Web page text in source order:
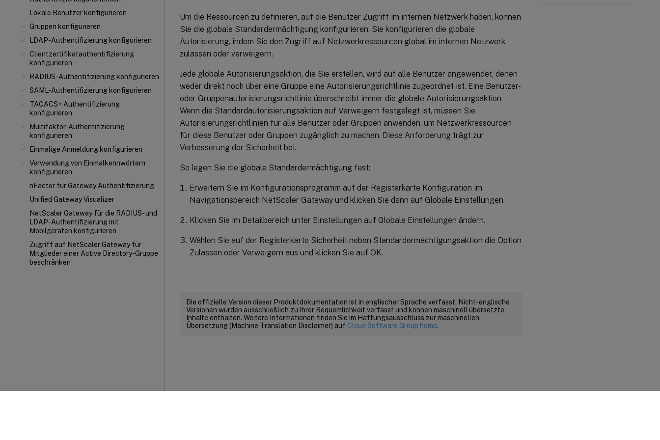
Lokale Benutzer konfigurieren
Gruppen konfigurieren
LDAP-Authentifizierung konfigurieren
Clientzertifikatauthentifizierung
konfigurieren
RADIUS-Authentifizierung konfigurieren
SAML-Authentifizierung konfigurieren
TACACS+ Authentifizierung
konfigurieren
Multifaktor-Authentifizierung
konfigurieren
Einmalige Anmeldung konfigurieren
Verwendung von Einmalkennwörtern
konfigurieren
nFactor für Gateway Authentifizierung
Unified Gateway Visualizer
NetScaler Gateway für die RADIUS- und
LDAP-Authentifizierung mit
Mobilgeräten konfigurieren
Zugriff auf NetScaler Gateway für
Mitglieder einer Active Directory-Gruppe
beschränken
Um die Ressourcen zu definieren, auf die Benutzer Zugriff im internen Netzwerk haben, können
Sie die globale Standardermächtigung konfigurieren. Sie konfigurieren die globale
Autorisierung, indem Sie den Zugriff auf Netzwerkressourcen global im internen Netzwerk
zulassen oder verweigern.
Jede globale Autorisierungsaktion, die Sie erstellen, wird auf alle Benutzer angewendet, denen
weder direkt noch über eine Gruppe eine Autorisierungsrichtlinie zugeordnet ist. Eine Benutzer-
oder Gruppenautorisierungsrichtlinie überschreibt immer die globale Autorisierungsaktion.
Wenn die Standardautorisierungsaktion auf Verweigern festgelegt ist, müssen Sie
Autorisierungsrichtlinien für alle Benutzer oder Gruppen anwenden, um Netzwerkressourcen
für diese Benutzer oder Gruppen zugänglich zu machen. Diese Anforderung trägt zur
Verbesserung der Sicherheit bei.
So legen Sie die globale Standardermächtigung fest:
Erweitern Sie im Konfigurationsprogramm auf der Registerkarte Konfiguration im
Navigationsbereich NetScaler Gateway und klicken Sie dann auf Globale Einstellungen.
Klicken Sie im Detailbereich unter Einstellungen auf Globale Einstellungen ändern.
Wählen Sie auf der Registerkarte Sicherheit neben Standardermächtigungsaktion die Option
Zulassen oder Verweigern aus und klicken Sie auf OK.
Die offizielle Version dieser Produktdokumentation ist in englischer Sprache verfasst. Nicht-englische
Versionen wurden ausschließlich zu Ihrer Bequemlichkeit verfasst und können maschinell übersetzte
Inhalte enthalten. Weitere Informationen finden Sie im Haftungsausschluss zur maschinellen
Übersetzung (Machine Translation Disclaimer) auf Cloud Software Group home.